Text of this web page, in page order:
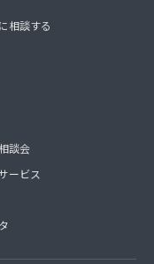
相談する
談会
ービス